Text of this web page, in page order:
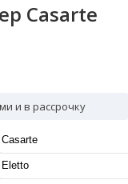
Casarte
и в рассрочку
Casarte
Eletto